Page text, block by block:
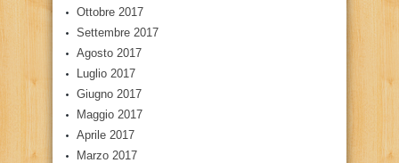
Ottobre 2017
Settembre 2017
Agosto 2017
Luglio 2017
Giugno 2017
Maggio 2017
Aprile 2017
Marzo 2017